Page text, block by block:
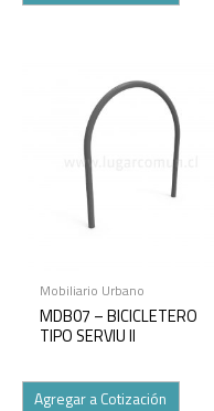
Mobiliario Urbano
MDB07 – BICICLETERO
TIPO SERVIU II
Agregar a Cotización